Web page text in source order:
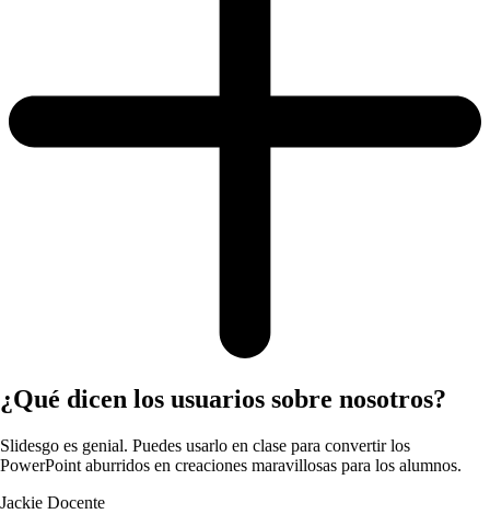
¿Qué dicen los usuarios sobre nosotros?
Slidesgo es genial. Puedes usarlo en clase para convertir los
PowerPoint aburridos en creaciones maravillosas para los alumnos.
Jackie Docente